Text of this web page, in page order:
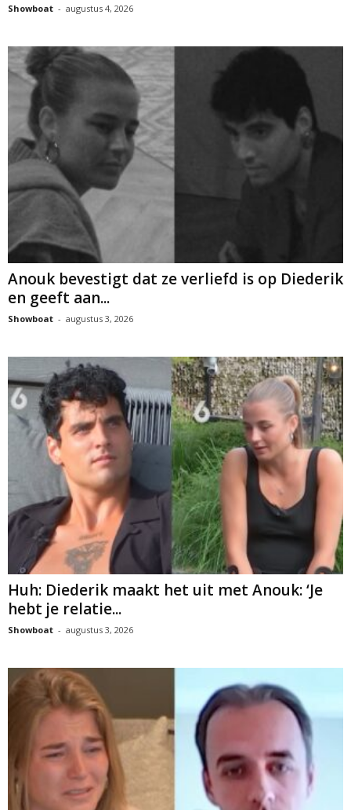
Showboat - augustus 4, 2026
Anouk bevestigt dat ze verliefd is op Diederik
en geeft aan...
Showboat - augustus 3, 2026
Huh: Diederik maakt het uit met Anouk: ‘Je
hebt je relatie...
Showboat - augustus 3, 2026